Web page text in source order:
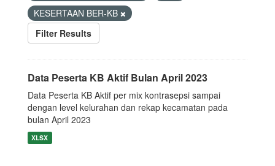
KESERTAAN BER-KB
Filter Results
Data Peserta KB Aktif Bulan April 2023
Data Peserta KB Aktif per mix kontrasepsi sampai
dengan level kelurahan dan rekap kecamatan pada
bulan April 2023
XLSX